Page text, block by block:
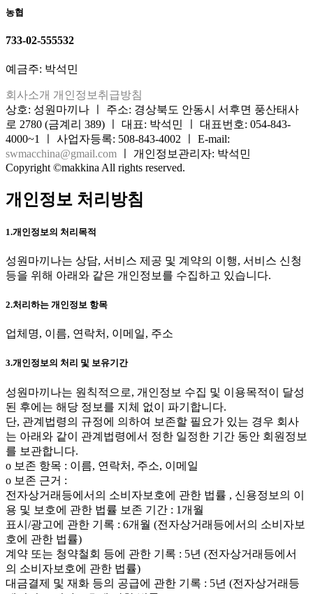
농협
733-02-555532
예금주: 박석민
회사소개 개인정보취급방침
상호: 성원마끼나 ㅣ 주소: 경상북도 안동시 서후면 풍산태사
로 2780 (금계리 389) ㅣ 대표: 박석민 ㅣ 대표번호: 054-843-
4000~1 ㅣ 사업자등록: 508-843-4002 ㅣ E-mail:
swmacchina@gmail.com ㅣ 개인정보관리자: 박석민
Copyright ©makkina All rights reserved.
개인정보 처리방침
1.개인정보의 처리목적
성원마끼나는 상담, 서비스 제공 및 계약의 이행, 서비스 신청
등을 위해 아래와 같은 개인정보를 수집하고 있습니다.
2.처리하는 개인정보 항목
업체명, 이름, 연락처, 이메일, 주소
3.개인정보의 처리 및 보유기간
성원마끼나는 원칙적으로, 개인정보 수집 및 이용목적이 달성
된 후에는 해당 정보를 지체 없이 파기합니다.
단, 관계법령의 규정에 의하여 보존할 필요가 있는 경우 회사
는 아래와 같이 관계법령에서 정한 일정한 기간 동안 회원정보
를 보관합니다.
ο 보존 항목 : 이름, 연락처, 주소, 이메일
ο 보존 근거 :
전자상거래등에서의 소비자보호에 관한 법률 , 신용정보의 이
용 및 보호에 관한 법률 보존 기간 : 1개월
표시/광고에 관한 기록 : 6개월 (전자상거래등에서의 소비자보
호에 관한 법률)
계약 또는 청약철회 등에 관한 기록 : 5년 (전자상거래등에서
의 소비자보호에 관한 법률)
대금결제 및 재화 등의 공급에 관한 기록 : 5년 (전자상거래등